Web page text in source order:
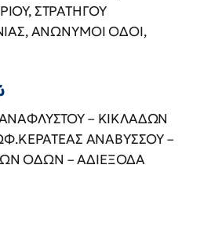
ΣΤΡΑΤΗΓΟΥ
ΑΝΩΝΥΜΟΙ ΟΔΟΙ,
– ΚΙΚΛΑΔΩΝ
ΑΝΑΒΥΣΣΟΥ –
ΟΔΩΝ – ΑΔΙΕΞΟΔΑ